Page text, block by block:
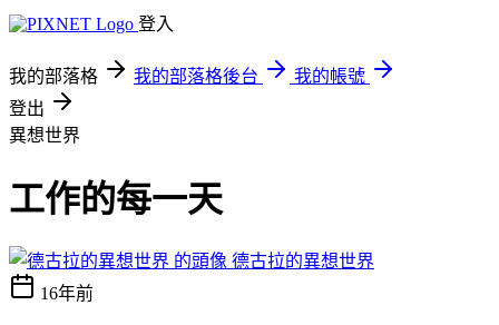
登入
我的部落格 我的部落格後台
我的帳號
登出
異想世界
工作的每一天
德古拉的異想世界
16年前